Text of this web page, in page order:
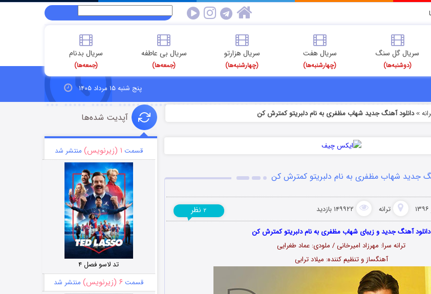
سریال گل سنگ
(دوشنبه‌ها)
سریال هفت
(چهارشنبه‌ها)
سریال هزارتو
(چهارشنبه‌ها)
سریال بی عاطفه
(جمعه‌ها)
سریال بدنام
(جمعه‌ها)
پنج شنبه ۱۵ مرداد ۱۴۰۵
»دانلود آهنگ جدید شهاب مظفری به نام دلبریتو کمترش کن
جدید شهاب مظفری به نام دلبریتو کمترش کن
ترانه ۱۴۹۹۲۲ بازدید ۲ نظر
دانلود آهنگ جدید و زیبای شهاب مظفری به نام دلبریتو کمترش کن
ترانه سرا: مهرزاد امیرخانی / ملودی: عماد طغرایی
آهنگساز و تنظیم کننده: میلاد ترابی
آپدیت شده‌ها
قسمت ۱ (زیرنویس) منتشر شد
تد لاسو فصل ۴
قسمت ۶ (زیرنویس) منتشر شد